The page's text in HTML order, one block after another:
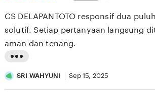
out
5
stars
i
s
CS DELAPANTOTO responsif dua
solutif. Setiap pertanyaan langsung
aman dan tenang.
SRI WAHYUNI Sep 15, 2025